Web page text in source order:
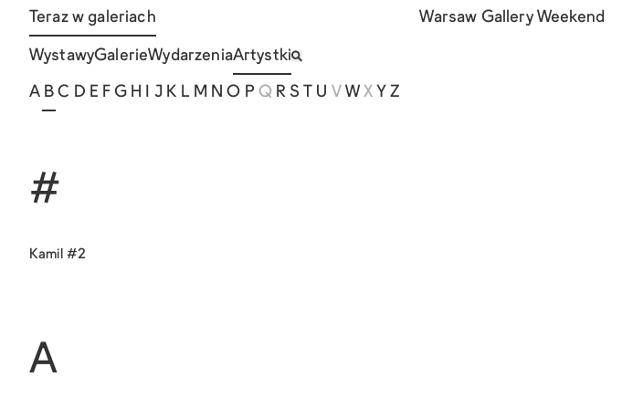
Teraz w galeriach Warsaw Gallery Weekend
WystawyGalerieWydarzeniaArtystki
A B C D E F G H J K L M N O P Q R S U V W X Y Z
#
Kamil #2
A